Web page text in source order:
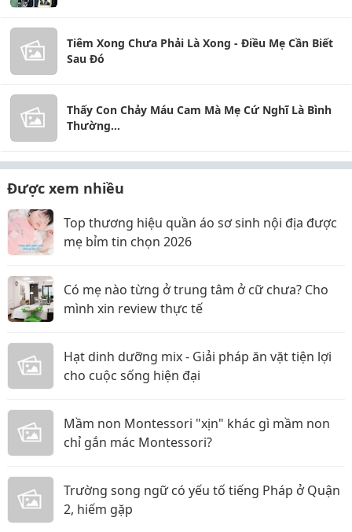
Tiêm Xong Chưa Phải Là Xong - Điều Mẹ Cần Biết
Sau Đó
Thấy Con Chảy Máu Cam Mà Mẹ Cứ Nghĩ Là Bình
Thường...
Được xem nhiều
Top thương hiệu quần áo sơ sinh nội địa được
mẹ bỉm tin chọn 2026
Có mẹ nào từng ở trung tâm ở cữ chưa? Cho
mình xin review thực tế
Hạt dinh dưỡng mix - Giải pháp ăn vặt tiện lợi
cho cuộc sống hiện đại
Mầm non Montessori "xịn" khác gì mầm non
chỉ gắn mác Montessori?
Trường song ngữ có yếu tố tiếng Pháp ở Quận
2, hiếm gặp